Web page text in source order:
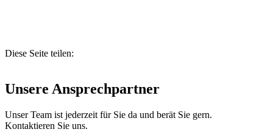
Diese Seite teilen:
Unsere Ansprechpartner
Unser Team ist jederzeit für Sie da und berät Sie gern.
Kontaktieren Sie uns.